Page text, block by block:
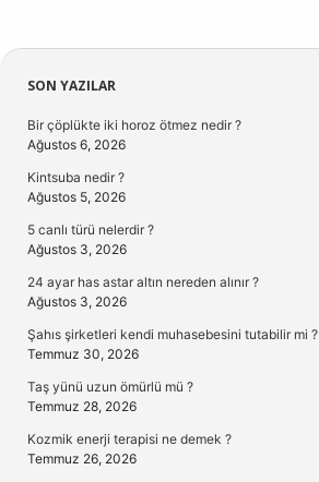
Sidebar
SON YAZILAR
Bir çöplükte iki horoz ötmez nedir ?
Ağustos 6, 2026
Kintsuba nedir ?
Ağustos 5, 2026
5 canlı türü nelerdir ?
Ağustos 3, 2026
24 ayar has astar altın nereden alınır ?
Ağustos 3, 2026
Şahıs şirketleri kendi muhasebesini tutabilir mi ?
Temmuz 30, 2026
Taş yünü uzun ömürlü mü ?
Temmuz 28, 2026
Kozmik enerji terapisi ne demek ?
Temmuz 26, 2026